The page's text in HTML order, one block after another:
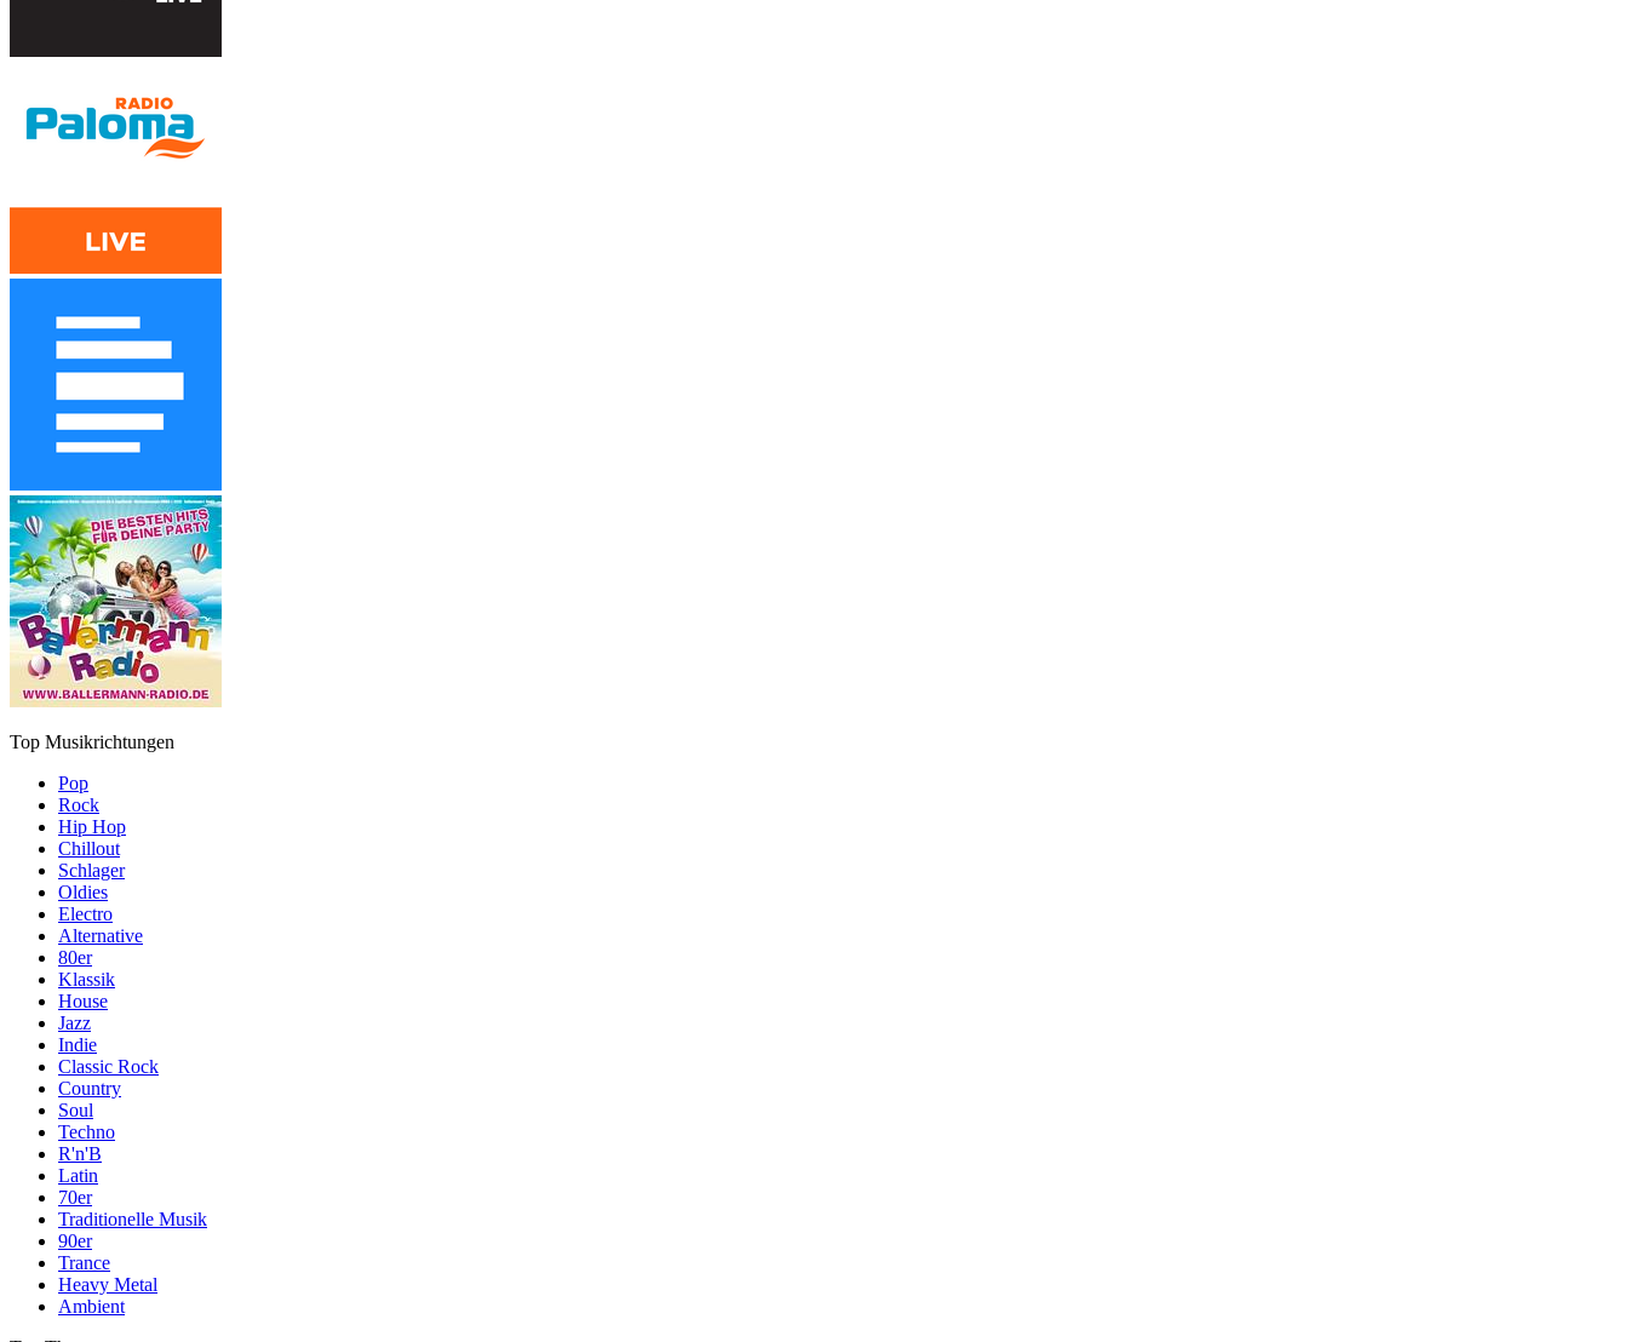
Top Musikrichtungen
Pop
Rock
Hip Hop
Chillout
Schlager
Oldies
Electro
Alternative
80er
Klassik
House
Jazz
Indie
Classic Rock
Country
Soul
Techno
R'n'B
Latin
70er
Traditionelle Musik
90er
Trance
Heavy Metal
Ambient